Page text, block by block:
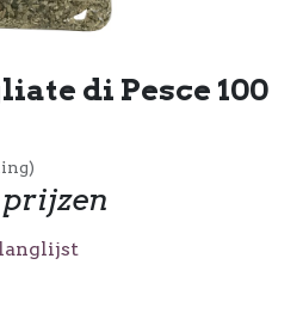
di Pesce 100